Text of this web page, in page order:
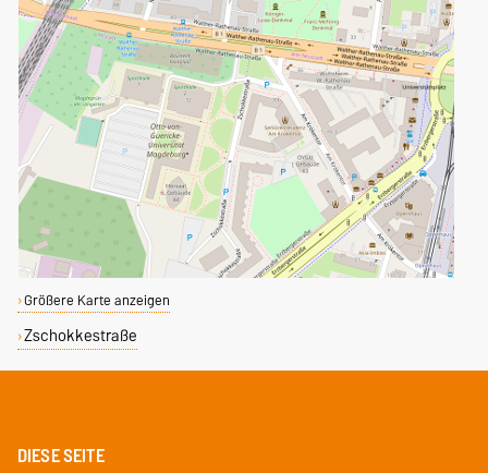
Größere Karte anzeigen
Zschokkestraße
DIESE SEITE